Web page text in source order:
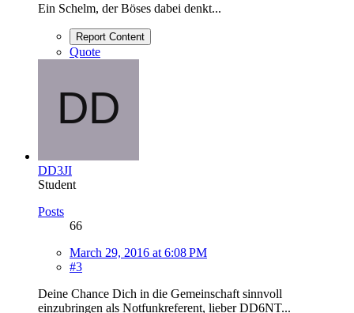
Ein Schelm, der Böses dabei denkt...
Report Content
Quote
DD3JI
Student
Posts
66
March 29, 2016 at 6:08 PM
#3
Deine Chance Dich in die Gemeinschaft sinnvoll
einzubringen als Notfunkreferent, lieber DD6NT...